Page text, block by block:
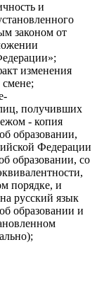
и
законом от
изменения
получивших
- копия
образовании,
Федерации
образовании, со
порядке, и
русский язык
образовании и